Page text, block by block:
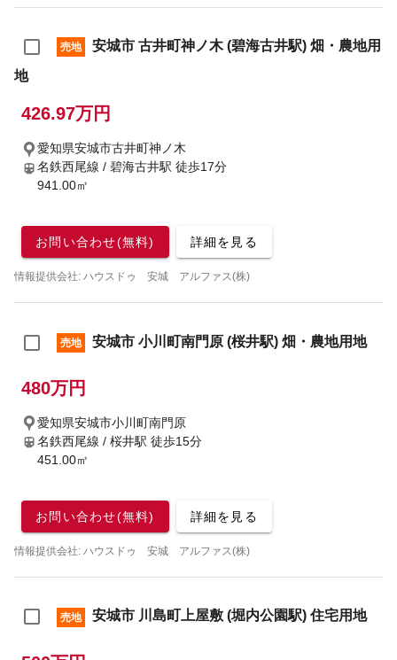
売地
安城市 古井町神ノ木 (碧海古井駅) 畑・農地用
地
426.97万円
愛知県安城市古井町神ノ木
名鉄西尾線 / 碧海古井駅 徒歩17分
941.00㎡
お問い合わせ(無料) 詳細を見る
情報提供会社: ハウスドゥ 安城 アルファス(株)
売地 安城市 小川町南門原 (桜井駅) 畑・農地用地
480万円
愛知県安城市小川町南門原
名鉄西尾線 / 桜井駅 徒歩15分
451.00㎡
お問い合わせ(無料) 詳細を見る
情報提供会社: ハウスドゥ 安城 アルファス(株)
売地 安城市 川島町上屋敷 (堀内公園駅) 住宅用地